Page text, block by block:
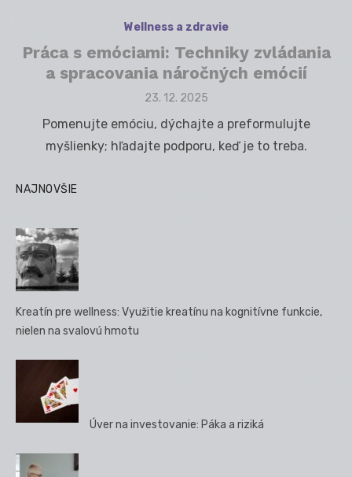
Wellness a zdravie
Práca s emóciami: Techniky zvládania
a spracovania náročných emócií
Posted
23. 12. 2025
Pomenujte emóciu, dýchajte a preformulujte
myšlienky; hľadajte podporu, keď je to treba.
NAJNOVŠIE
Kreatín pre wellness: Využitie kreatínu na kognitívne funkcie,
nielen na svalovú hmotu
Úver na investovanie: Páka a riziká